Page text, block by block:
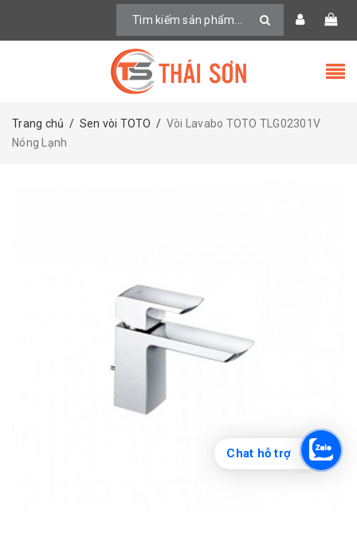
Trang chủ / Sen vòi TOTO / Vòi Lavabo TOTO TLG02301V
Nóng Lạnh
Chat hỗ trợ